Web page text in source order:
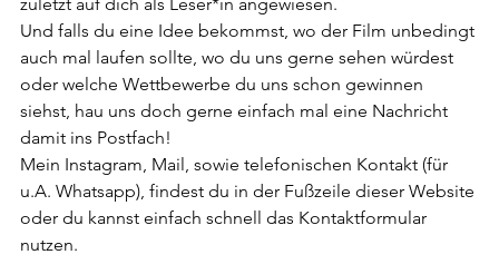
Und falls du eine Idee bekommst, wo der Film unbedingt
auch mal laufen sollte, wo du uns gerne sehen würdest
oder welche Wettbewerbe du uns schon gewinnen
siehst, hau uns doch gerne einfach mal eine Nachricht
damit ins Postfach!
Mein Instagram, Mail, sowie telefonischen Kontakt (für
u.A. Whatsapp), findest du in der Fußzeile dieser Website
oder du kannst einfach schnell das Kontaktformular
nutzen.